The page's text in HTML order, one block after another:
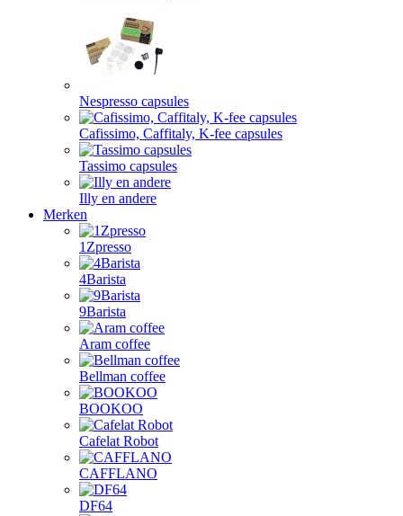
Nespresso capsules
Cafissimo, Caffitaly, K-fee capsules
Tassimo capsules
Illy en andere
Merken
1Zpresso
4Barista
9Barista
Aram coffee
Bellman coffee
BOOKOO
Cafelat Robot
CAFFLANO
DF64